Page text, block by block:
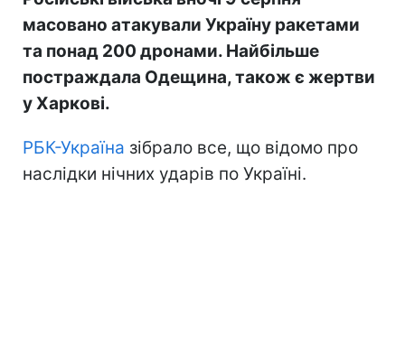
масовано атакували Україну ракетами
та понад 200 дронами. Найбільше
постраждала Одещина, також є жертви
у Харкові.
РБК-Україна зібрало все, що відомо про
наслідки нічних ударів по Україні.